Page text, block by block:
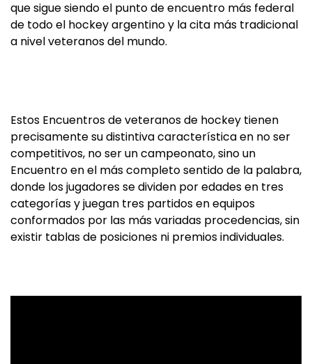
que sigue siendo el punto de encuentro más federal
de todo el hockey argentino y la cita más tradicional
a nivel veteranos del mundo.
Estos Encuentros de veteranos de hockey tienen
precisamente su distintiva característica en no ser
competitivos, no ser un campeonato, sino un
Encuentro en el más completo sentido de la palabra,
donde los jugadores se dividen por edades en tres
categorías y juegan tres partidos en equipos
conformados por las más variadas procedencias, sin
existir tablas de posiciones ni premios individuales.